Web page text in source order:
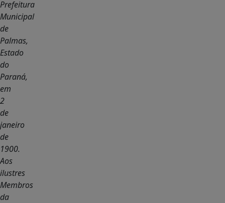
Prefeitura
Municipal
de
Palmas,
Estado
do
Paraná,
em
2
de
janeiro
de
1900.
Aos
ilustres
Membros
da